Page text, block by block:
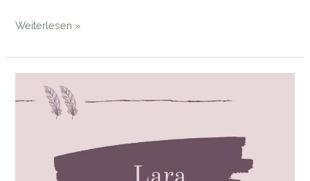
Blüten
Blut
Weiterlesen »